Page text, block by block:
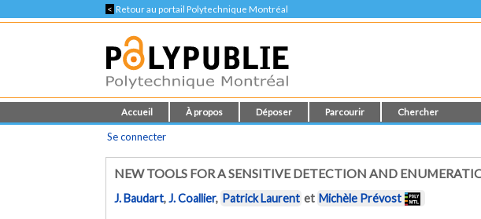
< Retour au portail Polytechnique Montréal
Accueil À propos Déposer Parcourir Chercher
Se connecter
NEW TOOLS FOR A SENSITIVE DETECTION AND
J. Baudart,J. Coallier, Patrick Laurent et Michèle Prévost